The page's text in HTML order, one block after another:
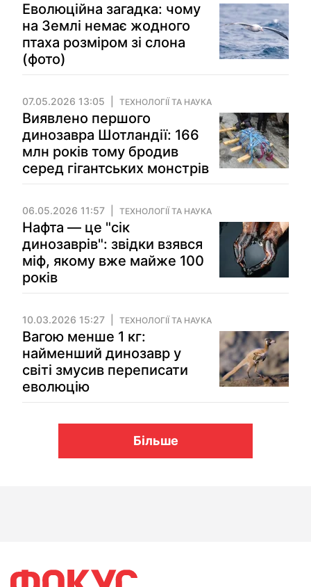
Еволюційна загадка: чому
на Землі немає жодного
птаха розміром зі слона
(фото)
07.05.2026 13:05 ТЕХНОЛОГІЇ ТА НАУКА
Виявлено першого
динозавра Шотландії: 166
млн років тому бродив
серед гігантських монстрів
06.05.2026 11:57 ТЕХНОЛОГІЇ ТА НАУКА
Нафта — це "сік
динозаврів": звідки взявся
міф, якому вже майже 100
років
10.03.2026 15:27 ТЕХНОЛОГІЇ ТА НАУКА
Вагою менше 1 кг:
найменший динозавр у
світі змусив переписати
еволюцію
Більше